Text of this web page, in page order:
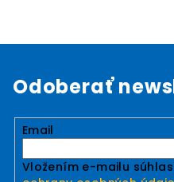
Odoberať
Email
Vložením e-mailu